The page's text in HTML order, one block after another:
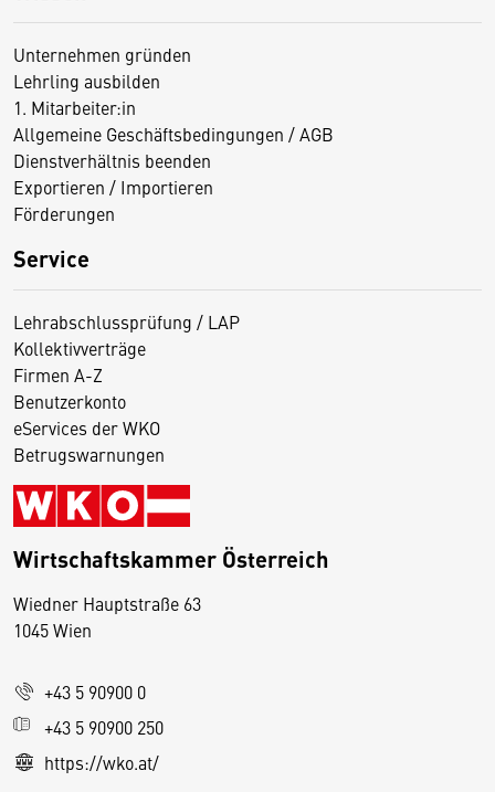
Unternehmen gründen
Lehrling ausbilden
1. Mitarbeiter:in
Allgemeine Geschäftsbedingungen / AGB
Dienstverhältnis beenden
Exportieren / Importieren
Förderungen
Service
Lehrabschlussprüfung / LAP
Kollektivverträge
Firmen A-Z
Benutzerkonto
eServices der WKO
Betrugswarnungen
Wirtschaftskammer Österreich
Wiedner Hauptstraße 63
1045 Wien
+43 5 90900 0
+43 5 90900 250
https://wko.at/
D
s
e
S